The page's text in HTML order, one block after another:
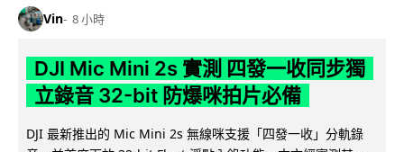
Vin 8 小時
DJI Mic Mini 2s 實測 四發一收同步獨
立錄音 32-bit 防爆咪拍片必備
DJI 最新推出的 Mic Mini 2s 無線咪支援「四發一收」分軌錄